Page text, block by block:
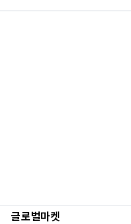
글로벌마켓